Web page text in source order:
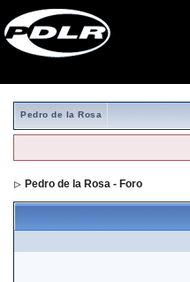
Pedro de la Rosa
Pedro de la Rosa - Foro